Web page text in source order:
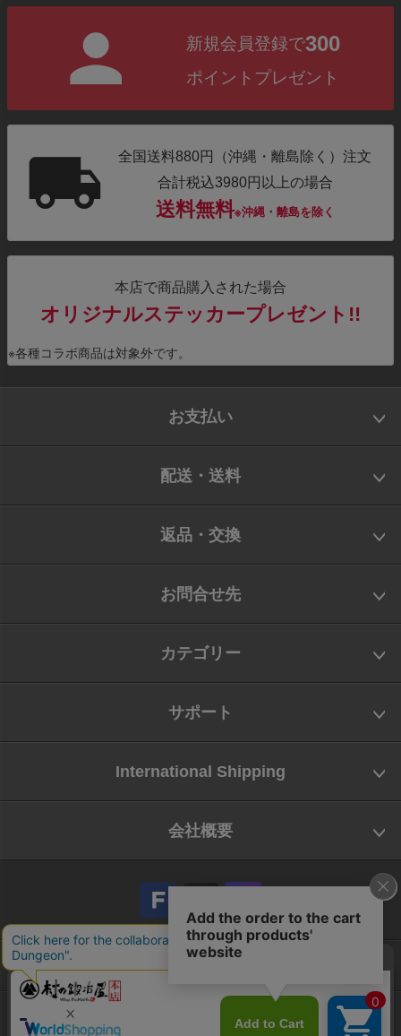
新規会員登録で300
ポイントプレゼント
全国送料880円（沖縄・離島除く）注文
合計税込3980円以上の場合
送料無料※沖縄・離島を除く
本店で商品購入された場合
オリジナルステッカープレゼント!!
※各種コラボ商品は対象外です。
お支払い
配送・送料
返品・交換
お問合せ先
カテゴリー
サポート
International Shipping
会社概要
会社概要
お問い合わせ